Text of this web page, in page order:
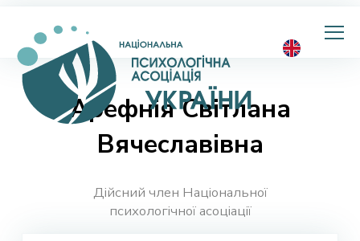
Національна
психологічна
Арефнія Світлана
Вячеславівна
Дійсний член Національної
психологічної асоціації